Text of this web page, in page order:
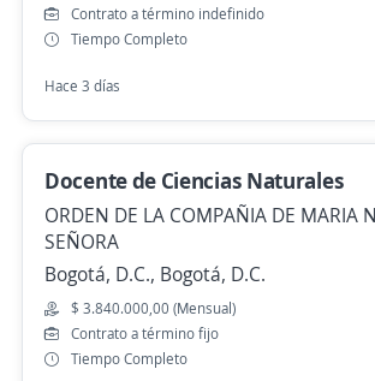
Hace 7 horas
Agencia de Empleo de
Apartadó, Antioquia
Hace 7 horas
Docente de laboratorio,
análisis científico
Agencia de Empleo de
Contrato a término indefinido
Tiempo Completo
Hace 3 días
Docente de Ciencias Naturales
ORDEN DE LA COMPAÑIA DE MARIA
SEÑORA
Bogotá, D.C., Bogotá, D.C.
$ 3.840.000,00 (Mensual)
Contrato a término fijo
Tiempo Completo